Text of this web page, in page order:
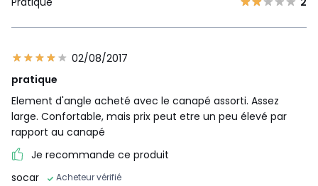
02/08/2017
pratique
Element d'angle acheté avec le canapé assorti. Assez
large. Confortable, mais prix peut etre un peu élevé par
rapport au canapé
Je recommande ce produit
socar
Acheteur vérifié